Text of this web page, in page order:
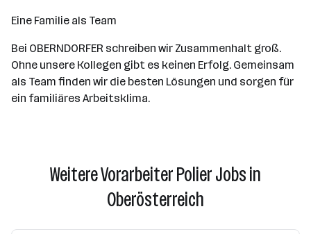
Eine Familie als Team
Bei OBERNDORFER schreiben wir Zusammenhalt groß.
Ohne unsere Kollegen gibt es keinen Erfolg. Gemeinsam
als Team finden wir die besten Lösungen und sorgen für
ein familiäres Arbeitsklima.
Weitere Vorarbeiter Polier Jobs in
Oberösterreich